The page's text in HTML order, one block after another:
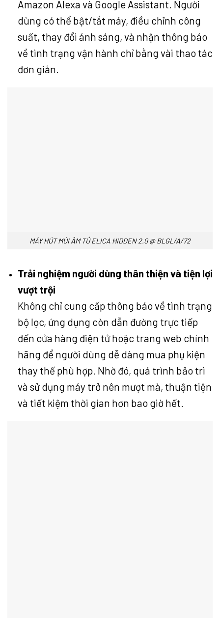
Amazon Alexa và Google Assistant. Người
dùng có thể bật/tắt máy, điều chỉnh công
suất, thay đổi ánh sáng, và nhận thông báo
về tình trạng vận hành chỉ bằng vài thao tác
đơn giản.
MÁY HÚT MÙI ÂM TỦ ELICA HIDDEN 2.0 @ BLGL/A/72
Trải nghiệm người dùng thân thiện và tiện lợi
vượt trội
Không chỉ cung cấp thông báo về tình trạng
bộ lọc, ứng dụng còn dẫn đường trực tiếp
đến cửa hàng điện tử hoặc trang web chính
hãng để người dùng dễ dàng mua phụ kiện
thay thế phù hợp. Nhờ đó, quá trình bảo trì
và sử dụng máy trở nên mượt mà, thuận tiện
và tiết kiệm thời gian hơn bao giờ hết.